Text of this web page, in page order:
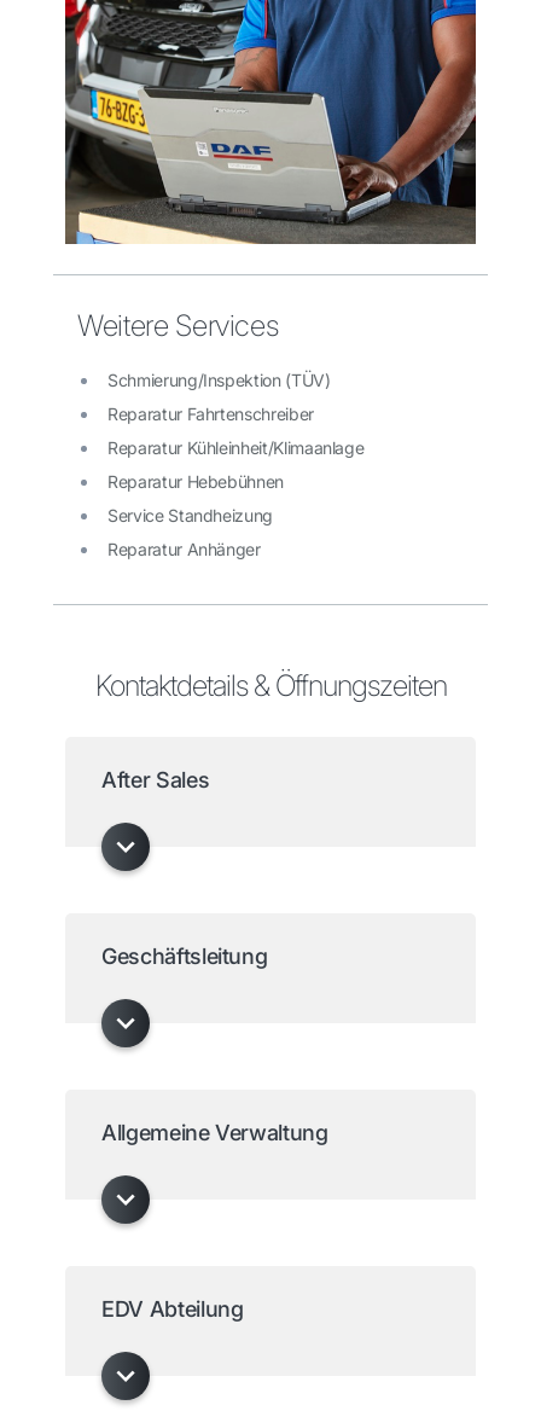
Weitere Services
Schmierung/Inspektion (TÜV)
Reparatur Fahrtenschreiber
Reparatur Kühleinheit/Klimaanlage
Reparatur Hebebühnen
Service Standheizung
Reparatur Anhänger
Kontaktdetails & Öffnungszeiten
After Sales
Geschäftsleitung
Allgemeine Verwaltung
EDV Abteilung